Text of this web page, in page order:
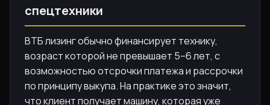
спецтехники
ВТБ лизинг обычно финансирует технику,
возраст которой не превышает 5–6 лет, с
возможностью отсрочки платежа и рассрочки
по принципу выкупа. На практике это значит,
что клиент получает машину, которая уже